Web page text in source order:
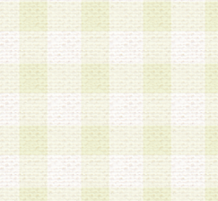
他原因の如何を問わず、一切
報
録情報に含まれる氏名・住所
を識別できる情報を当社が別
基づき適切に取り扱うものとし
以下の各号に定める目的に利
項以外の目的で個人情報を利